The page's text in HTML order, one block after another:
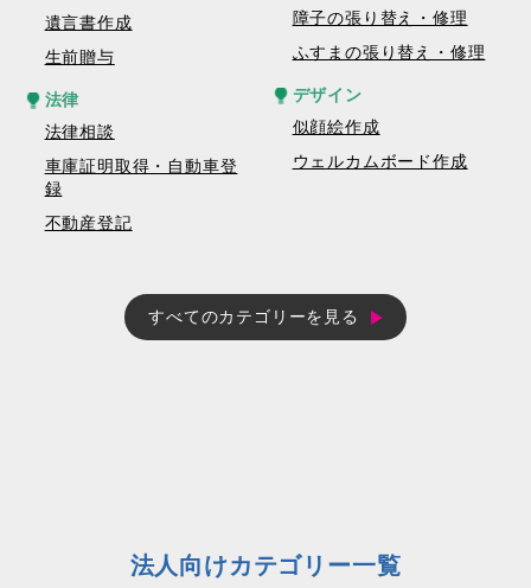
遺言書作成
生前贈与
法律
法律相談
車庫証明取得・自動車登
録
不動産登記
障子の張り替え・修理
ふすまの張り替え・修理
デザイン
似顔絵作成
ウェルカムボード作成
すべてのカテゴリーを見る
法人向けカテゴリー一覧